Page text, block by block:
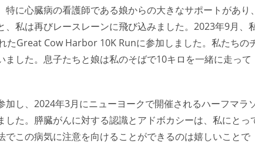
に心臓病の看護師である娘からの大きなサポートがあり、
私は再びレースレーンに飛び込みました。2023年9月、
たGreat Cow Harbor 10K Runに参加しました。私たちの
した。息子たちと娘は私のそばで10キロを一緒に走って
し、2024年3月にニューヨークで開催されるハーフマラ
た。膵臓がんに対する認識とアドボカシーは、私にとっ
この病気に注意を向けることができるのは嬉しいことで